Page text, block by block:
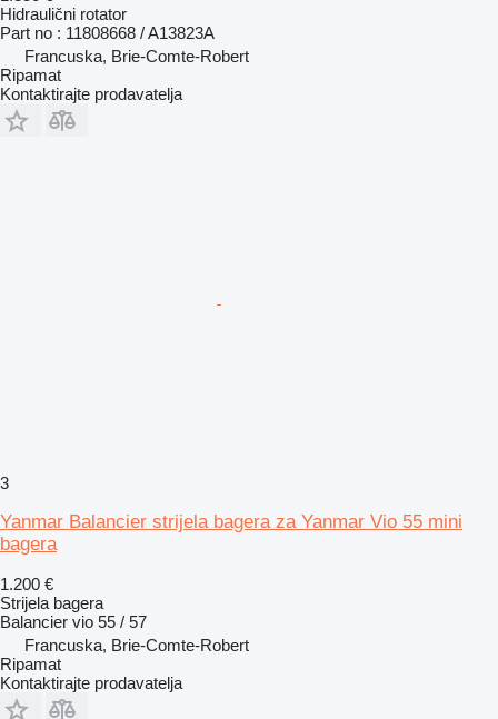
Hidraulični rotator
Part no : 11808668 / A13823A
Francuska, Brie-Comte-Robert
Ripamat
Kontaktirajte prodavatelja
3
Yanmar Balancier strijela bagera za Yanmar Vio 55 mini
bagera
1.200 €
Strijela bagera
Balancier vio 55 / 57
Francuska, Brie-Comte-Robert
Ripamat
Kontaktirajte prodavatelja